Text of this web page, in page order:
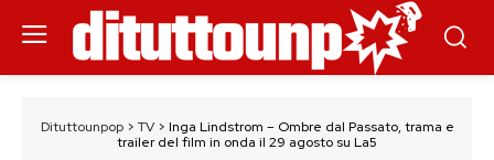
Dituttounpop> TV> Inga Lindstrom – Ombre dal Passato, trama e
trailer del film in onda il 29 agosto su La5